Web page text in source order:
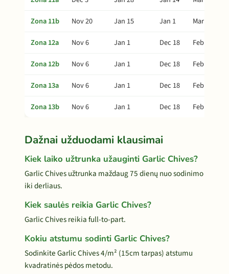
Zona 11b
Nov 20 Jan 15 Jan 1
Mar 1
Zona 12a
Nov 6 Jan 1 Dec 18
Feb 15
Zona 12b
Nov 6 Jan 1 Dec 18
Feb 15
Zona 13a
Nov 6 Jan 1 Dec 18
Feb 15
Zona 13b
Nov 6 Jan 1 Dec 18 Feb 15
Dažnai užduodami klausimai
Kiek laiko užtrunka užauginti Garlic Chives?
Garlic Chives užtrunka maždaug 75 dienų nuo sodinimo
iki derliaus.
Kiek saulės reikia Garlic Chives?
Garlic Chives reikia full-to-part.
Kokiu atstumu sodinti Garlic Chives?
Sodinkite Garlic Chives 4/m² (15cm tarpas) atstumu
kvadratinės pėdos metodu.